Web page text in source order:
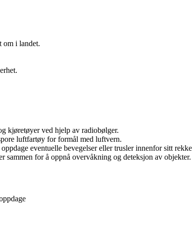
om i landet.
kjøretøyer ved hjelp av radiobølger.
luftfartøy for formål med luftvern.
eventuelle bevegelser eller trusler innenfor sitt
sammen for å oppnå overvåkning og deteksjon av objekter.